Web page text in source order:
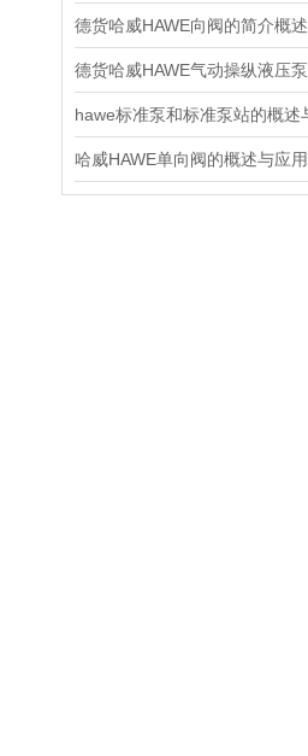
德货哈威HAWE向阀的简介概述
哈威HAWE单向阀的概述与应用